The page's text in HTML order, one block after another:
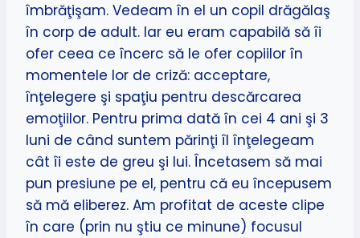
îmbrăţişam. Vedeam în el un copil drăgălaş
în corp de adult. Iar eu eram capabilă să îi
ofer ceea ce încerc să le ofer copiilor în
momentele lor de criză: acceptare,
înţelegere şi spaţiu pentru descărcarea
emoţiilor. Pentru prima dată în cei 4 ani şi 3
luni de când suntem părinţi îl înţelegeam
cât îi este de greu şi lui. Încetasem să mai
pun presiune pe el, pentru că eu începusem
să mă eliberez. Am profitat de aceste clipe
în care (prin nu ştiu ce minune) focusul